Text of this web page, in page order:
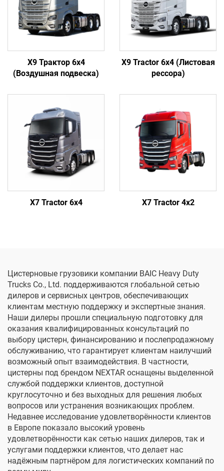
X9 Трактор 6x4
(Воздушная подвеска)
X9 Tractor 6x4 (Листовая
рессора)
X7 Tractor 6x4 X7 Tractor 4x2
Цистерновые грузовики компании BAIC Heavy Duty
Trucks Co., Ltd. поддерживаются глобальной сетью
дилеров и сервисных центров, обеспечивающих
клиентам местную поддержку и экспертные знания.
Наши дилеры прошли специальную подготовку для
оказания квалифицированных консультаций по
выбору цистерн, финансированию и послепродажному
обслуживанию, что гарантирует клиентам наилучший
возможный опыт взаимодействия. В частности,
цистерны под брендом NEXTAR оснащены выделенной
службой поддержки клиентов, доступной
круглосуточно и без выходных для решения любых
вопросов или устранения возникающих проблем.
Недавнее исследование удовлетворённости клиентов
в Европе показало высокий уровень
удовлетворённости как сетью наших дилеров, так и
услугами поддержки клиентов, что делает нас
надёжным партнёром для логистических компаний по